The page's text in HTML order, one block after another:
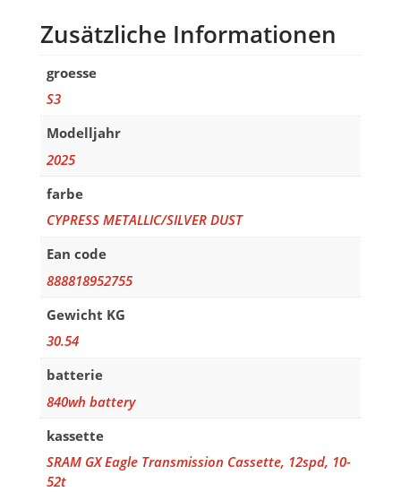
METALLIC/SILVER
DUST
S3
Menge
Zusätzliche Informationen
groesse
S3
Modelljahr
2025
farbe
CYPRESS METALLIC/SILVER DUST
Ean code
888818952755
Gewicht KG
30.54
batterie
840wh battery
kassette
SRAM GX Eagle Transmission Cassette, 12spd, 10-
52t